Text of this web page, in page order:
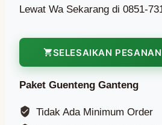
Lewat Wa Sekarang di 0851-
SELESAIKAN
Paket Guenteng Ganteng
Tidak Ada Minimum Order